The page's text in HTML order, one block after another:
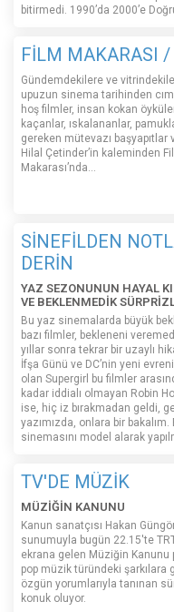
bitirmedi. 1990’da 2000’e
FİLM MAKARASI
Gündemdekilere ve
upuzun sinema tarihinden
hoş filmler, insan kokan
kaçanlar, ıskalananlar,
gereken mütevazı başyapıtlar
Hilal Çetinder’in kaleminden
Makarası’nda…
SİNEFİLDEN
DERİN
YAZ SEZONUNUN HAYAL
VE BEKLENMEDİK
Bu yaz sinemalarda büyük
bazı filmler, bekleneni
yıllar sonra tekrar bir uzaylı
İfşa Günü ve DC’nin yeni
olan Supergirl bu filmler
kadar iddialı olmayan Robin
ise, hiç iz bırakmadan geldi,
yazımızda, onlara bir
sinemasını model alarak
TV'DE MÜZİK
MÜZİĞİN KANUNU
Kanun sanatçısı Hakan
sunumuyla bugün 22.15'te
ekrana gelen Müziğin Kanunu
pop müzik türündeki şarkılara
özgün yorumlarıyla tanınan
konuk oluyor.